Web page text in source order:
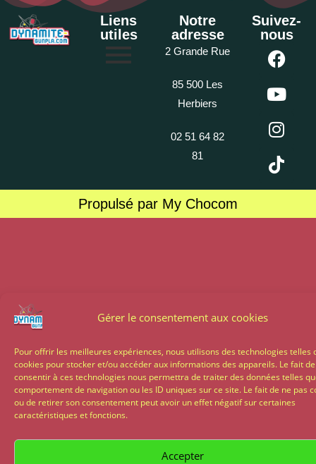
Gérer le consentement aux cookies
Pour offrir les meilleures expériences, nous utilisons des technologies telles
cookies pour stocker et/ou accéder aux informations des appareils. Le fait de
consentir à ces technologies nous permettra de traiter des données telles
comportement de navigation ou les ID uniques sur ce site. Le fait de ne pas
ou de retirer son consentement peut avoir un effet négatif sur certaines
caractéristiques et fonctions.
Accepter
Liens
utiles
Notre
adresse
2 Grande Rue
85 500 Les
Herbiers
02 51 64 82
81
Suivez-
nous
Propulsé par My Chocom